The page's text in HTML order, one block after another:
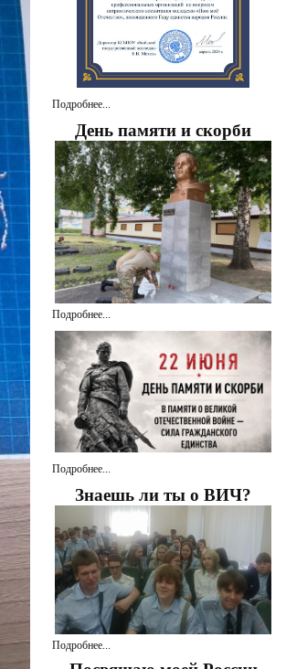
Подробнее...
День памяти и скорби
Подробнее...
Подробнее...
Знаешь ли ты о ВИЧ?
Подробнее...